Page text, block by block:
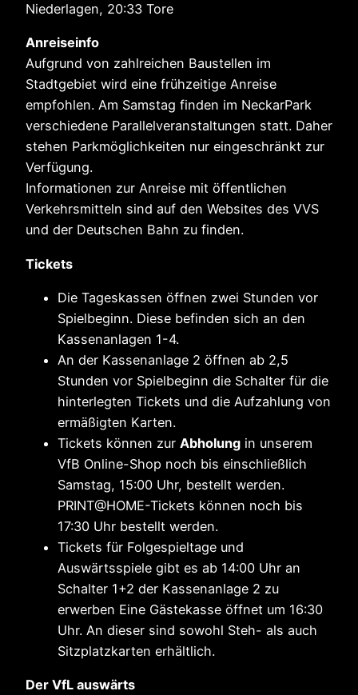
Niederlagen, 20:33 Tore
Anreiseinfo
Aufgrund von zahlreichen Baustellen im
Stadtgebiet wird eine frühzeitige Anreise
empfohlen. Am Samstag finden im NeckarPark
verschiedene Parallelveranstaltungen statt. Daher
stehen Parkmöglichkeiten nur eingeschränkt zur
Verfügung.
Informationen zur Anreise mit öffentlichen
Verkehrsmitteln sind auf den Websites des VVS
und der Deutschen Bahn zu finden.
Tickets
Die Tageskassen öffnen zwei Stunden vor
Spielbeginn. Diese befinden sich an den
Kassenanlagen 1-4.
An der Kassenanlage 2 öffnen ab 2,5
Stunden vor Spielbeginn die Schalter für die
hinterlegten Tickets und die Aufzahlung von
ermäßigten Karten.
Tickets können zur Abholung in unserem
VfB Online-Shop noch bis einschließlich
Samstag, 15:00 Uhr, bestellt werden.
PRINT@HOME-Tickets können noch bis
17:30 Uhr bestellt werden.
Tickets für Folgespieltage und
Auswärtsspiele gibt es ab 14:00 Uhr an
Schalter 1+2 der Kassenanlage 2 zu
erwerben Eine Gästekasse öffnet um 16:30
Uhr. An dieser sind sowohl Steh- als auch
Sitzplatzkarten erhältlich.
Der VfL auswärts